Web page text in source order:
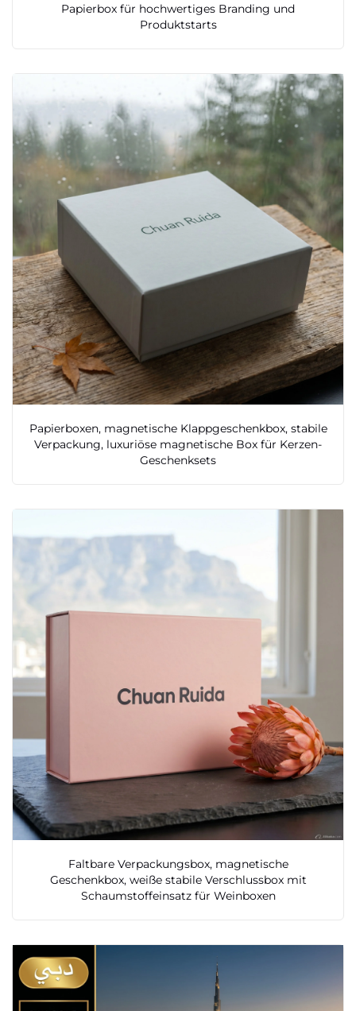
Papierbox für hochwertiges Branding und
Produktstarts
Papierboxen, magnetische Klappgeschenkbox, stabile
Verpackung, luxuriöse magnetische Box für Kerzen-
Geschenksets
Faltbare Verpackungsbox, magnetische
Geschenkbox, weiße stabile Verschlussbox mit
Schaumstoffeinsatz für Weinboxen